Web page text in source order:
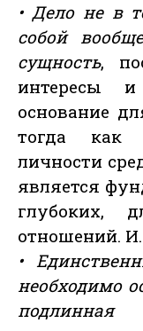
• Дело не в
собой
сущность,
интересы
основание
тогда как
личности
является
глубоких,
отношений.
•
необходимо
подлинная